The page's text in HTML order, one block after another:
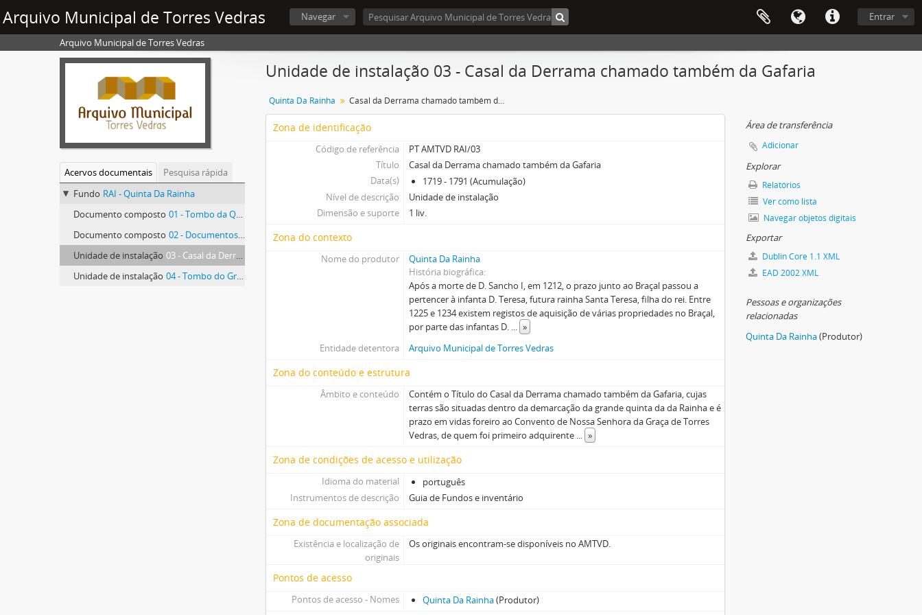
Arquivo Municipal de Torres Vedras Entrar
Navegar
Arquivo Municipal de Torres Vedras
Acervos documentais
Pesquisa rápida
Fundo RAI - Quinta Da Rainha
Documento composto 01 - Tombo da Quinta da Rainha
Documento composto 02 - Documentos avulsos sobre a Quinta da Rainha
Unidade de instalação 03 - Casal da Derrama chamado também da Gafaria
Unidade de instalação 04 - Tombo do Grande Prazo da Quinta da Rainha
Unidade de instalação 03 - Casal da Derrama chamado também da Gafaria
Quinta Da Rainha Casal da Derrama chamado também da Gafaria
Zona de identificação
Código de referência
PT AMTVD RAI/03
Título
Casal da Derrama chamado também da Gafaria
Data(s)
1719 - 1791 (Acumulação)
Nível de descrição
Unidade de instalação
Dimensão e suporte
1 liv.
Zona do contexto
Nome do produtor
Quinta Da Rainha
História biográfica
Após a morte de D. Sancho I, em 1212, o prazo junto ao Braçal passou a
pertencer à infanta D. Teresa, futura rainha Santa Teresa, filha do rei. Entre
1225 e 1234 existem registos de aquisição de várias propriedades no Braçal,
por parte das infantas D. ... »
Entidade detentora
Arquivo Municipal de Torres Vedras
Zona do conteúdo e estrutura
Âmbito e conteúdo
Contém o Título do Casal da Derrama chamado também da Gafaria, cujas
terras são situadas dentro da demarcação da grande quinta da da Rainha e é
prazo em vidas foreiro ao Convento de Nossa Senhora da Graça de Torres
Vedras, de quem foi primeiro adquirente ... »
Zona de condições de acesso e utilização
Idioma do material
português
Instrumentos de descrição
Guia de Fundos e inventário
Zona de documentação associada
Existência e localização de
originais
Os originais encontram-se disponíveis no AMTVD.
Pontos de acesso
Pontos de acesso - Nomes Quinta Da Rainha(Produtor)
Área de transferência
Adicionar
Explorar
Relatórios
Ver como lista
Navegar objetos digitais
Exportar
Dublin Core 1.1 XML
EAD 2002 XML
Pessoas e organizações
relacionadas
Quinta Da Rainha(Produtor)